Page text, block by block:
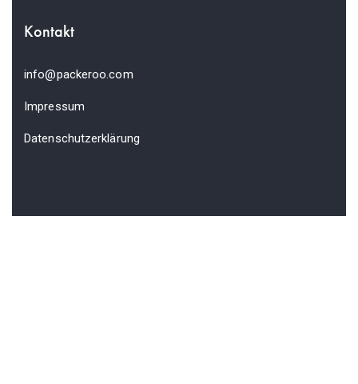
Kontakt
info@packeroo.com
Impressum
Datenschutzerklärung